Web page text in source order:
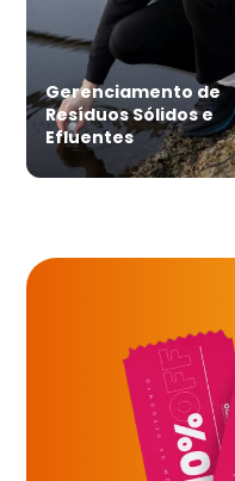
Gerenciamento de
Resíduos Sólidos e
Efluentes